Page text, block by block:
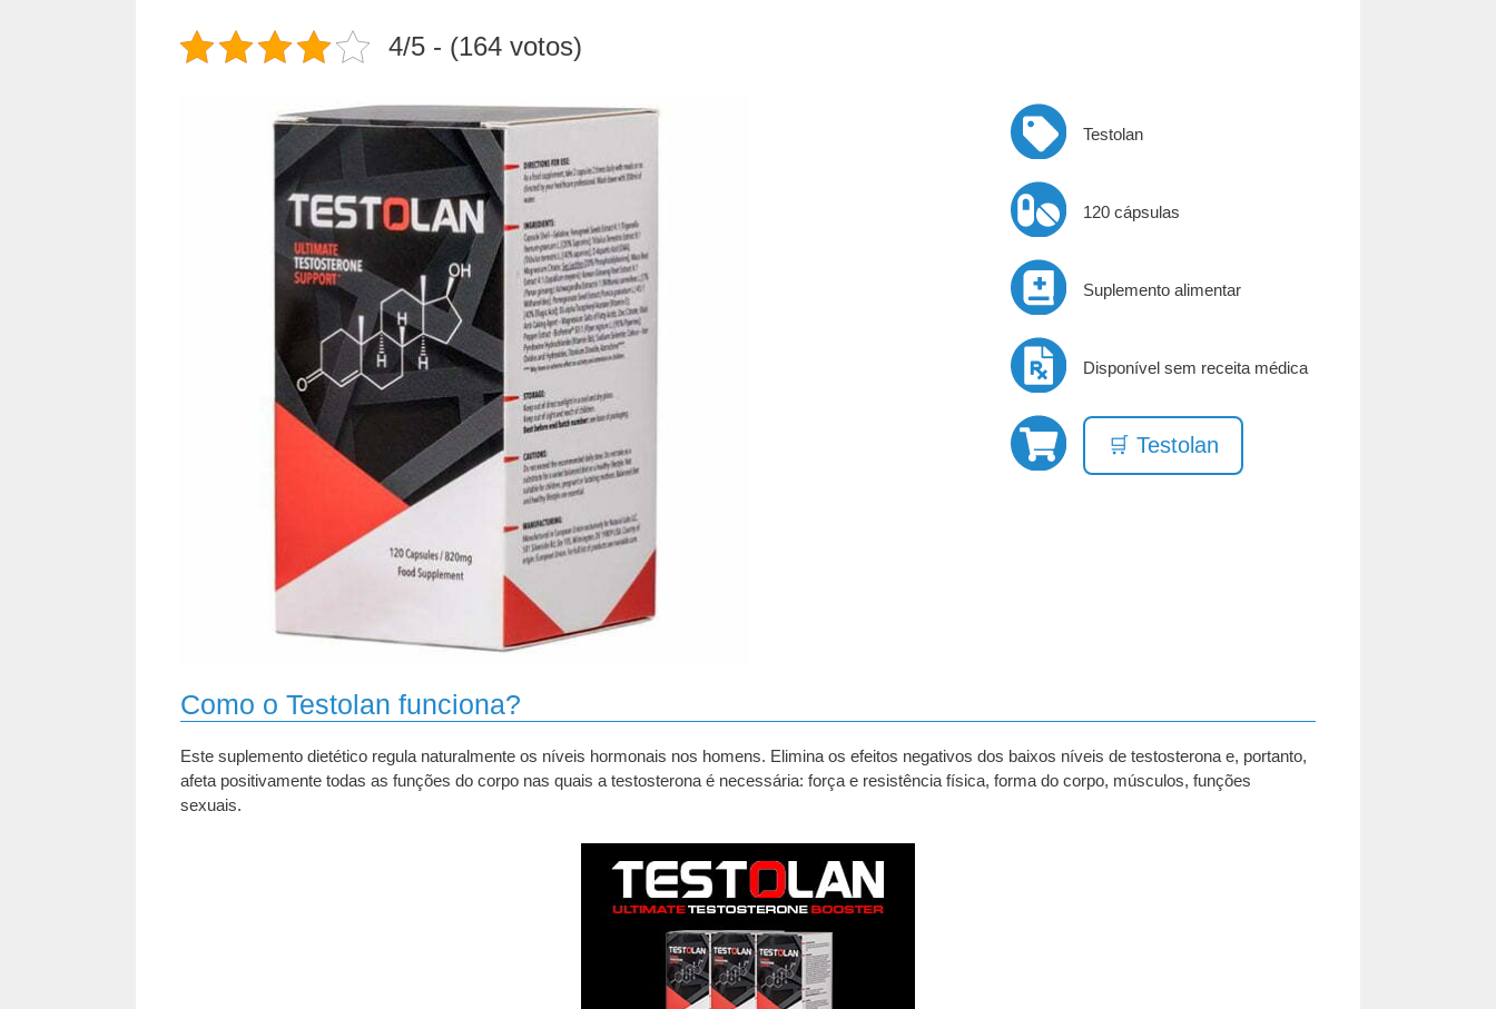
4/5 - (164 votos)
Testolan
120 cápsulas
Suplemento alimentar
Disponível sem receita médica
🛒 Testolan
Como o Testolan funciona?
Este suplemento dietético regula naturalmente os níveis hormonais nos homens. Elimina os efeitos negativos dos baixos níveis de testosterona e, portanto,
afeta positivamente todas as funções do corpo nas quais a testosterona é necessária: força e resistência física, forma do corpo, músculos, funções
sexuais.